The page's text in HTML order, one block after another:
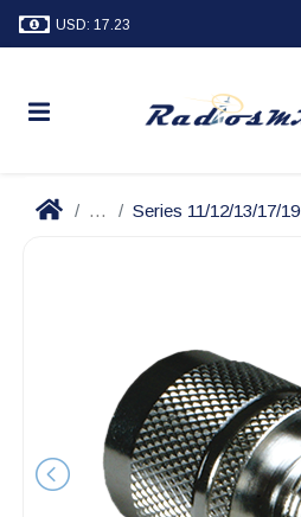
USD: 17.23
... Series 11/12/13/17/19